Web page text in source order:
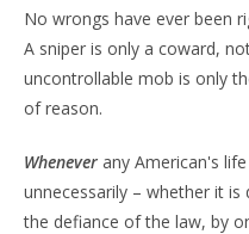
No wrongs have ever been
A sniper is only a coward,
uncontrollable mob is only
of reason.
Whenever any American's
unnecessarily – whether it
the defiance of the law, by